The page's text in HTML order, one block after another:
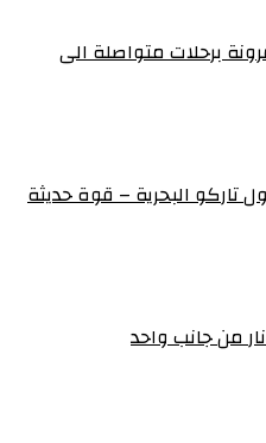
برحلات متواصلة الى
تاركو البحرية – قوة حديثة
من جانب واحد